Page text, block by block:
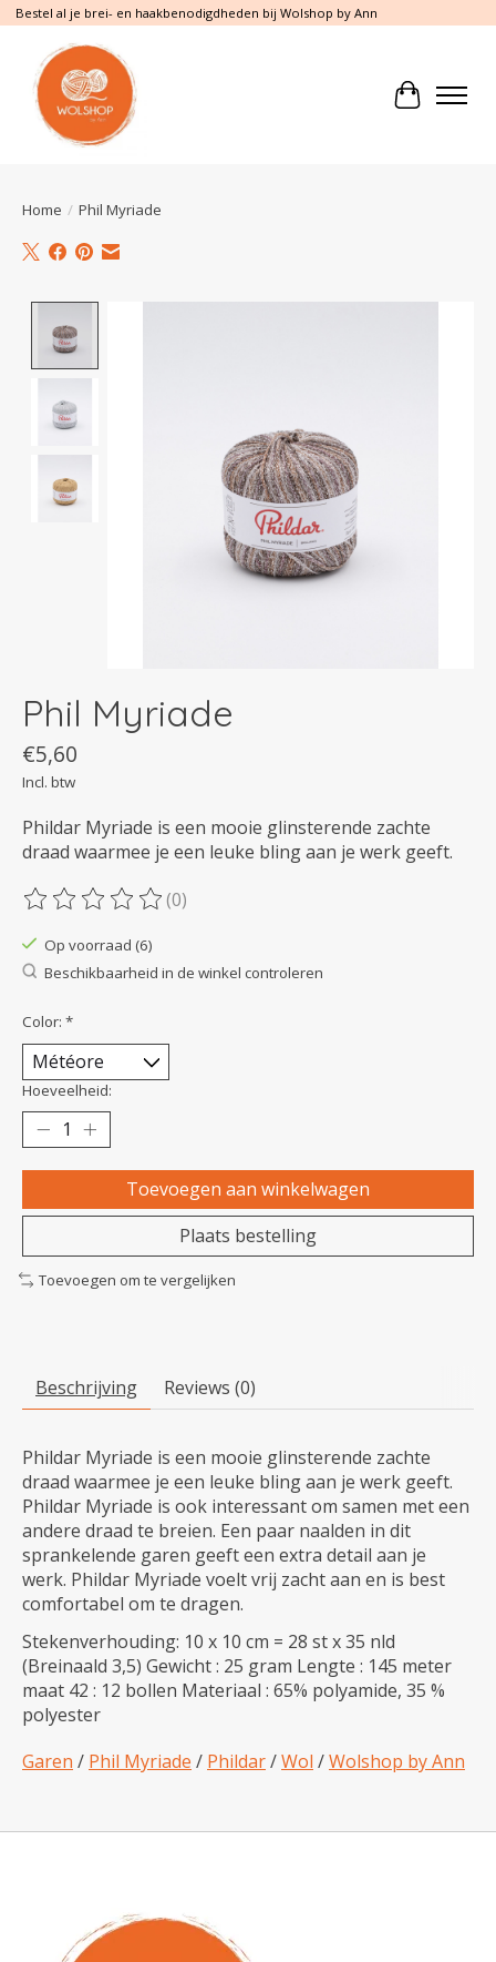
Bestel al je brei- en haakbenodigdheden bij Wolshop by Ann
Home / Phil Myriade
Phil Myriade
€5,60
Incl. btw
Phildar Myriade is een mooie glinsterende zachte
draad waarmee je een leuke bling aan je werk geeft.
De beoordeling van dit product is
(0)
Op voorraad (6)
Beschikbaarheid in de winkel controleren
Color: *
Hoeveelheid:
Toevoegen aan winkelwagen
Plaats bestelling
Toevoegen om te vergelijken
Beschrijving Reviews (0)
Phildar Myriade is een mooie glinsterende zachte
draad waarmee je een leuke bling aan je werk geeft.
Phildar Myriade is ook interessant om samen met een
andere draad te breien. Een paar naalden in dit
sprankelende garen geeft een extra detail aan je
werk. Phildar Myriade voelt vrij zacht aan en is best
comfortabel om te dragen.
Stekenverhouding: 10 x 10 cm = 28 st x 35 nld
(Breinaald 3,5) Gewicht : 25 gram Lengte : 145 meter
maat 42 : 12 bollen Materiaal : 65% polyamide, 35 %
polyester
Garen / Phil Myriade / Phildar/Wol /Wolshop by Ann